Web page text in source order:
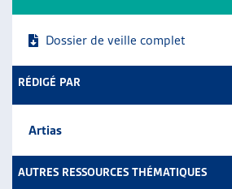
NOS PUBLICATIONS
ARTICLES
THÉMATIQUES
GUIDE SOCIAL ROMAND
AUTRES
Dossier de veille complet
RÉDIGÉ PAR
Artias
AUTRES RESSOURCES THÉMATIQUES